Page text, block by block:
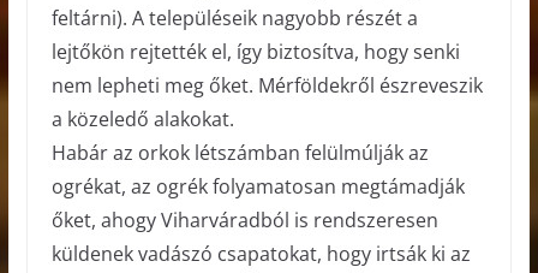
feltárni). A településeik nagyobb részét a
lejtőkön rejtették el, így biztosítva, hogy senki
nem lepheti meg őket. Mérföldekről észreveszik
a közeledő alakokat.
Habár az orkok létszámban felülmúlják az
ogrékat, az ogrék folyamatosan megtámadják
őket, ahogy Viharváradból is rendszeresen
küldenek vadászó csapatokat, hogy irtsák ki az